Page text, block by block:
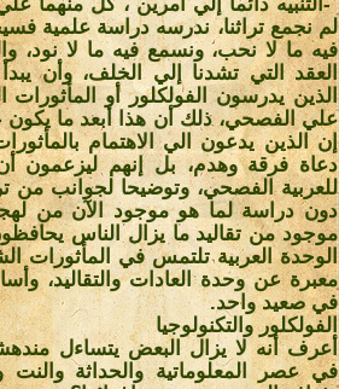
لم نجمع تراثنا، ندرسه دراسة علمية
فيه ما لا نحب، ونسمع فيه ما لا نود،
العقد التي تشدنا إلي الخلف، وأن
الذين يدرسون الفولكلور أو المأثورات
علي الفصحي، ذلك أن هذا أبعد ما
إن الذين يدعون الي الاهتمام
دعاة فرقة وهدم، بل إنهم ليزعمون
للعربية الفصحي، وتوضيحا لجوانب من
دون دراسة لما هو موجود الآن من
موجود من تقاليد ما يزال الناس
الوحدة العربية تلتمس في المأثورات
معبرة عن وحدة العادات والتقاليد،
في صعيد واحد.
الفولكلور والتكنولوجيا
أعرف أنه لا يزال البعض يتساءل
في عصر المعلوماتية والحداثة والنت